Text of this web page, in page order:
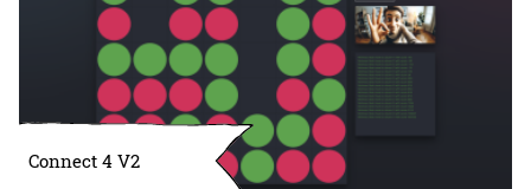
Connect 4 V2